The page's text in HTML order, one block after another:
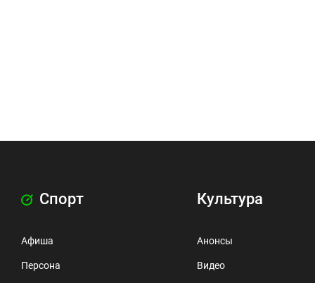
Спорт
Афиша
Персона
Культура
Анонсы
Видео